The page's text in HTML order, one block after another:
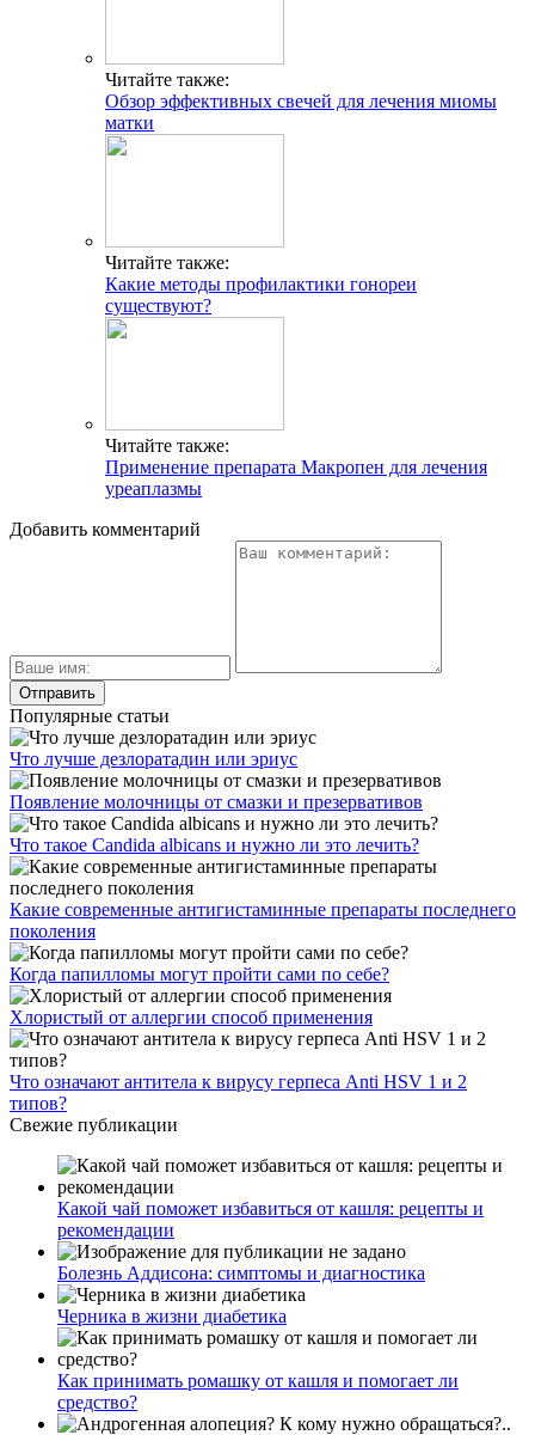
Читайте также:
Обзор эффективных свечей для лечения миомы
матки
Читайте также:
Какие методы профилактики гонореи
существуют?
Читайте также:
Применение препарата Макропен для лечения
уреаплазмы
Добавить комментарий
Популярные статьи
Что лучше дезлоратадин или эриус
Появление молочницы от смазки и презервативов
Что такое Candida albicans и нужно ли это лечить?
Какие современные антигистаминные препараты последнего
поколения
Когда папилломы могут пройти сами по себе?
Хлористый от аллергии способ применения
Что означают антитела к вирусу герпеса Anti HSV 1 и 2
типов?
Свежие публикации
Какой чай поможет избавиться от кашля: рецепты и
рекомендации
Болезнь Аддисона: симптомы и диагностика
Черника в жизни диабетика
Как принимать ромашку от кашля и помогает ли
средство?